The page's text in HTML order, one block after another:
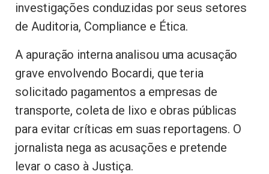
investigações conduzidas por seus setores
de Auditoria, Compliance e Ética.
A apuração interna analisou uma acusação
grave envolvendo Bocardi, que teria
solicitado pagamentos a empresas de
transporte, coleta de lixo e obras públicas
para evitar críticas em suas reportagens. O
jornalista nega as acusações e pretende
levar o caso à Justiça.